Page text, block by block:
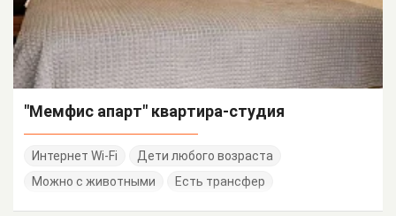
"Мемфис апарт" квартира-студия
Интернет Wi-Fi
Дети любого возраста
Можно с животными
Есть трансфер